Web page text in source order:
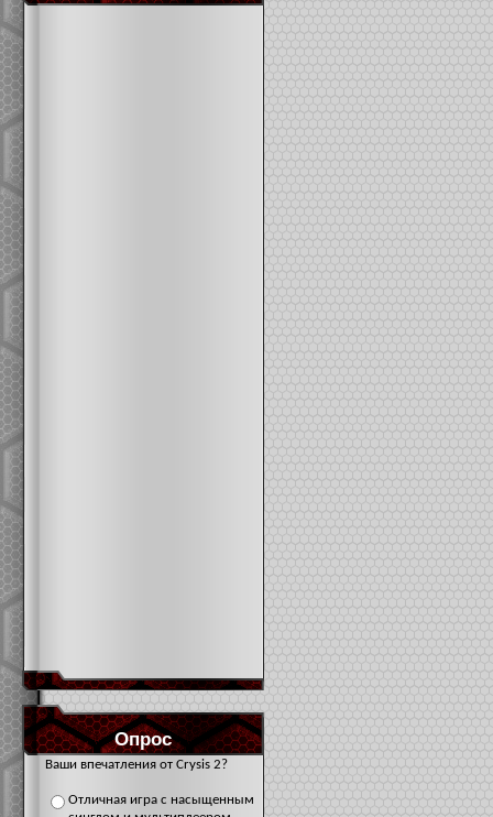
Опрос
Ваши впечатления от Crysis 2?
Отличная игра с насыщенным